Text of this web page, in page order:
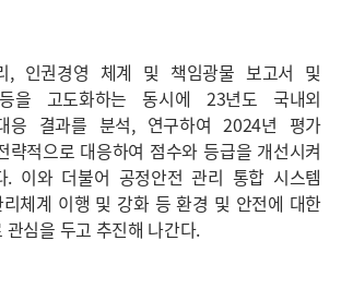
, 인권경영 체계 및 책임광물 보고서 및
을 고도화하는 동시에 23년도 국내외
응 결과를 분석, 연구하여 2024년 평가
략적으로 대응하여 점수와 등급을 개선시켜
. 이와 더불어 공정안전 관리 통합 시스템
체계 이행 및 강화 등 환경 및 안전에 대한
심을 두고 추진해 나간다.